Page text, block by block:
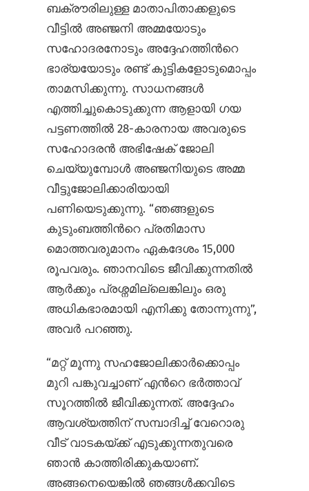
ബക്രൗരിലുള്ള മാതാപിതാക്കളുടെ
വീട്ടില്‍ അഞ്ജനി അമ്മയോടും
സഹോദരനോടും അദ്ദേഹത്തിന്‍റെ
ഭാര്യയോടും രണ്ട് കുട്ടികളോടുമൊപ്പം
താമസിക്കുന്നു. സാധനങ്ങള്‍
എത്തിച്ചുകൊടുക്കുന്ന ആളായി ഗയ
പട്ടണത്തില്‍ 28-കാരനായ അവരുടെ
സഹോദരന്‍ അഭിഷേക് ജോലി
ചെയ്യുമ്പോള്‍ അഞ്ജനിയുടെ അമ്മ
വീട്ടുജോലിക്കാരിയായി
പണിയെടുക്കുന്നു. “ഞങ്ങളുടെ
കുടുംബത്തിന്‍റെ പ്രതിമാസ
മൊത്തവരുമാനം ഏകദേശം 15,000
രൂപവരും. ഞാനവിടെ ജീവിക്കുന്നതില്‍
ആര്‍ക്കും പ്രശ്നമില്ലെങ്കിലും ഒരു
അധികഭാരമായി എനിക്കു തോന്നുന്നു”,
അവര്‍ പറഞ്ഞു.
“മറ്റ് മൂന്നു സഹജോലിക്കാര്‍ക്കൊപ്പം
മുറി പങ്കുവച്ചാണ് എന്‍റെ ഭര്‍ത്താവ്
സൂറത്തില്‍ ജീവിക്കുന്നത്. അദ്ദേഹം
ആവശ്യത്തിന് സമ്പാദിച്ച് വേറൊരു
വീട് വാടകയ്ക്ക് എടുക്കുന്നതുവരെ
ഞാന്‍ കാത്തിരിക്കുകയാണ്.
അങ്ങനെയെങ്കില്‍ ഞങ്ങള്‍ക്കവിടെ